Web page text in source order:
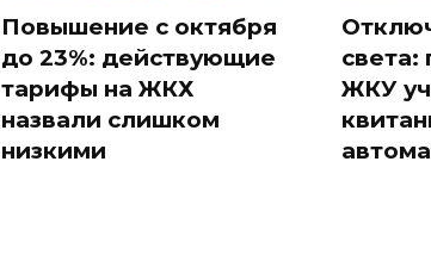
Повышение с октября
до 23%: действующие
тарифы на ЖКХ
назвали слишком
низкими
света:
ЖКУ